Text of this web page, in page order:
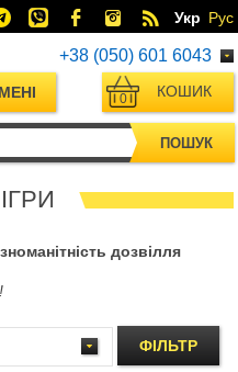
Укр Рус
+38 (050) 601 6043
КОШИК
0
ПОШУК
дозвілля
ФІЛЬТР